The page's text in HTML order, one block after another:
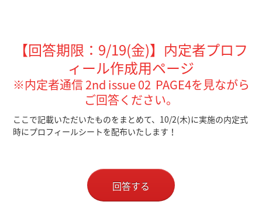
【回答期限：9/19(金)】内定者プロフ
ィール作成用ページ
※内定者通信 2nd issue 02 PAGE4を見ながら
ご回答ください。
ここで記載いただいたものをまとめて、10/2(木)に実施の内定式
時にプロフィールシートを配布いたします！
回答する